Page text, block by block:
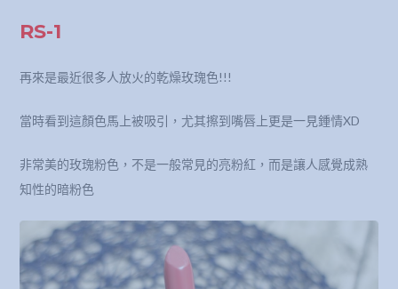
RS-1
再來是最近很多人放火的乾燥玫瑰色!!!
當時看到這顏色馬上被吸引，尤其擦到嘴唇上更是一見鍾情XD
非常美的玫瑰粉色，不是一般常見的亮粉紅，而是讓人感覺成熟
知性的暗粉色